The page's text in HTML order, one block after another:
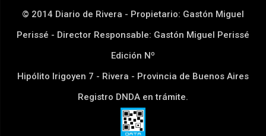
© 2014 Diario de Rivera - Propietario: Gastón Miguel
Perissé - Director Responsable: Gastón Miguel Perissé
Edición Nº
Hipólito Irigoyen 7 - Rivera - Provincia de Buenos Aires
Registro DNDA en trámite.